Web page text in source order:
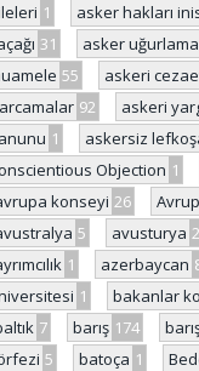
1 asker hakları
31 asker uğurlama
55 askeri
92 askeri
1 askersiz
Objection 1
konseyi 26
5 avusturya 2
1 azerbaycan
1 bakanlar
7 barış 174
5 batoça 1